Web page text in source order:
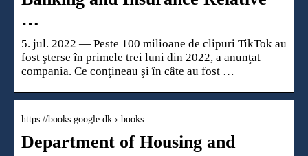
…
5. jul. 2022 — Peste 100 milioane de clipuri TikTok au
fost şterse în primele trei luni din 2022, a anunţat
compania. Ce conţineau şi în câte au fost …
https://books.google.dk › books
Department of Housing and